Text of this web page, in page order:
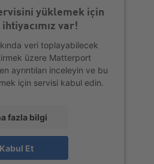
yüklemek için
var!
veri toplayabilecek
üzere Matterport
ayrıntıları inceleyin ve bu
için servisi kabul edin.
fazla bilgi
Kabul Et